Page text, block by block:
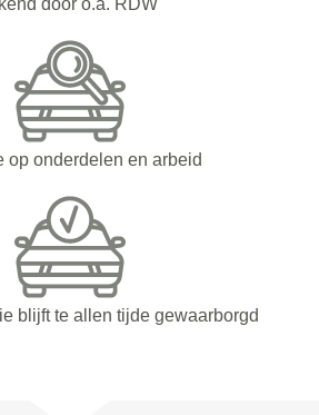
door o.a. RDW
op onderdelen en arbeid
blijft te allen tijde gewaarborgd